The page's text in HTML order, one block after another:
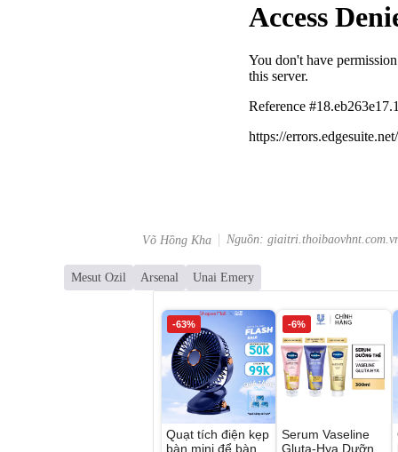
Võ Hồng Kha Nguồn:
Mesut Ozil Arsenal Unai Emery
-63%
Quạt tích điện kẹp
bàn mini để bàn
-6%
Serum Vaseline
Gluta-Hya Dưỡng